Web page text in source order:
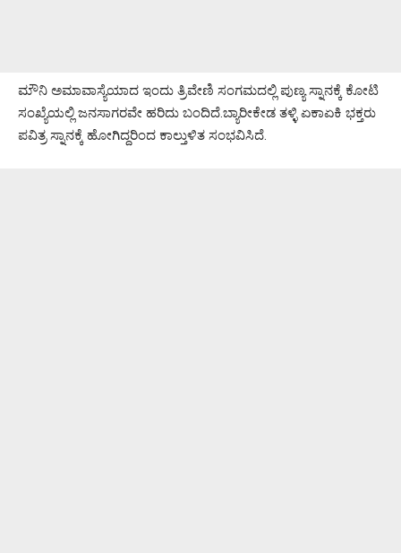
ಮೌನಿ ಅಮಾವಾಸ್ಯೆಯಾದ ಇಂದು ತ್ರಿವೇಣಿ ಸಂಗಮದಲ್ಲಿ ಪುಣ್ಯ ಸ್ನಾನಕ್ಕೆ ಕೋಟಿ
ಸಂಖ್ಯೆಯಲ್ಲಿ ಜನಸಾಗರವೇ ಹರಿದು ಬಂದಿದೆ.ಬ್ಯಾರೀಕೇಡ ತಳ್ಳಿ ಏಕಾಏಕಿ ಭಕ್ತರು
ಪವಿತ್ರ ಸ್ನಾನಕ್ಕೆ ಹೋಗಿದ್ದರಿಂದ ಕಾಲ್ತುಳಿತ ಸಂಭವಿಸಿದೆ.